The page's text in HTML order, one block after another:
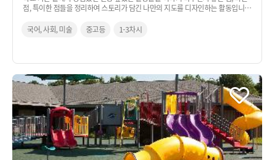
점, 특이한 점들을 정리하여 스토리가 담긴 나만의 지도를 디자인하는 활동입니
국어, 사회, 미술
중고등 1-3차시